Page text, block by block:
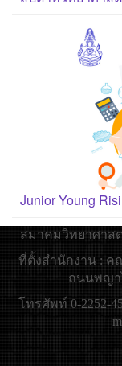
Junior Young
สมาคมวิทยาศาส
ที่ตั้งสำนักงาน : ค
ถนนพญา
โทรศัพท์ 0-2252-